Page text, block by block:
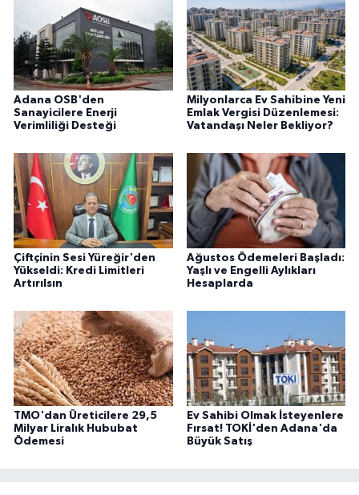
Adana OSB'den
Sanayicilere Enerji
Verimliliği Desteği
Milyonlarca Ev Sahibine Yeni
Emlak Vergisi Düzenlemesi:
Vatandaşı Neler Bekliyor?
Çiftçinin Sesi Yüreğir'den
Yükseldi: Kredi Limitleri
Artırılsın
Ağustos Ödemeleri Başladı:
Yaşlı ve Engelli Aylıkları
Hesaplarda
TMO'dan Üreticilere 29,5
Milyar Liralık Hububat
Ödemesi
Ev Sahibi Olmak İsteyenlere
Fırsat! TOKİ'den Adana'da
Büyük Satış